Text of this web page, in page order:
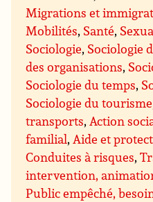
Migrations et
Mobilités, Santé,
Sociologie, Sociologie
des organisations,
Sociologie du temps,
Sociologie du tourisme
transports, Action
familial, Aide et
Conduites à risques,
intervention,
Public empêché,